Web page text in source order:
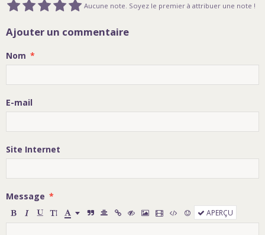
Aucune note. Soyez le premier à attribuer une note !
Ajouter un commentaire
Nom
E-mail
Site Internet
Message
APERÇU